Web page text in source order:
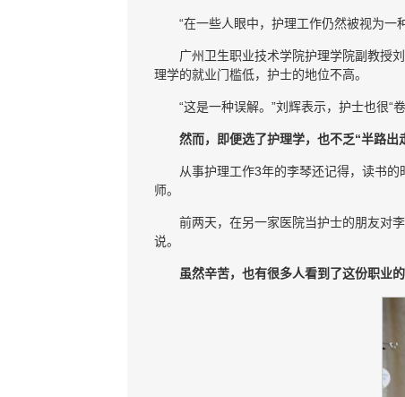
“在一些人眼中，护理工作仍然被视为一
广州卫生职业技术学院护理学院副教授
理学的就业门槛低，护士的地位不高。
“这是一种误解。”刘辉表示，护士也很“
然而，即便选了护理学，也不乏“半路出
从事护理工作3年的李琴还记得，读书
师。
前两天，在另一家医院当护士的朋友对
说。
虽然辛苦，也有很多人看到了这份职业的